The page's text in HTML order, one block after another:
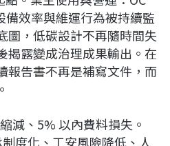
效率與維運行為被持續監
圖，低碳設計不再隨時間失
揭露變成治理成果輸出。在
報告書不再是補寫文件，而
減、5% 以內費料損失。
度化、工安風險降低、人